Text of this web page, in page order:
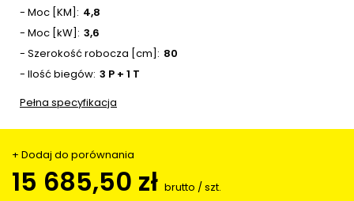
- Moc [KM]
4,8
- Moc [kW] 3,6
- Szerokość robocza [cm]
80
- Ilość biegów 3 P + 1 T
Pełna specyfikacja
+ Dodaj do porównania
15 685,50 zł brutto /szt.